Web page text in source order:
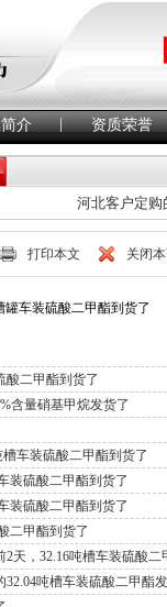
介 | 资质荣誉
河北客户定购
打印本文 关闭
车装硫酸二甲酯到货了
酸二甲酯到货了
含量硝基甲烷发货了
车装硫酸二甲酯到货了
装硫酸二甲酯到货了
装硫酸二甲酯到货了
二甲酯到货了
天，32.16吨槽车装硫酸二
吨槽车装硫酸二甲酯